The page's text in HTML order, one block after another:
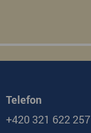
Telefon
+420 321 622 257